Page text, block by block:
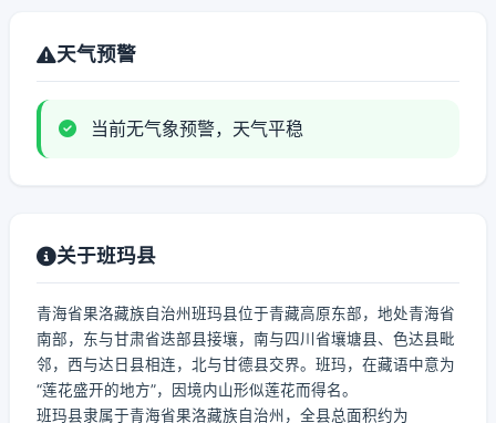
天气预警
当前无气象预警，天气平稳
关于班玛县
青海省果洛藏族自治州班玛县位于青藏高原东部，地处青海省
南部，东与甘肃省迭部县接壤，南与四川省壤塘县、色达县毗
邻，西与达日县相连，北与甘德县交界。班玛，在藏语中意为
“莲花盛开的地方”，因境内山形似莲花而得名。
班玛县隶属于青海省果洛藏族自治州，全县总面积约为